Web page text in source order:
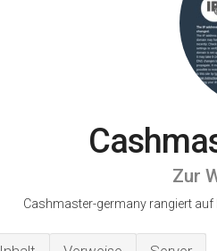
Zur
Cashmaster-germany rangiert auf